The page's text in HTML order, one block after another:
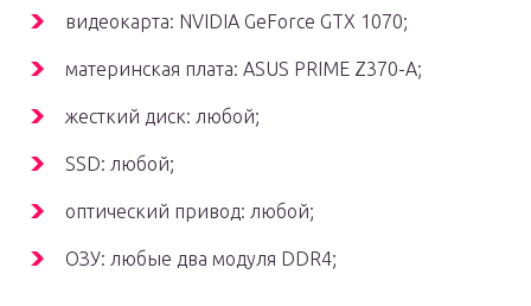
видеокарта: NVIDIA GeForce GTX 1070;
материнская плата: ASUS PRIME Z370-A;
жесткий диск: любой;
SSD: любой;
оптический привод: любой;
ОЗУ: любые два модуля DDR4;